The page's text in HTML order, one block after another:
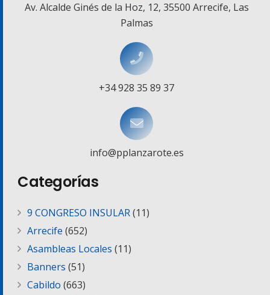
Av. Alcalde Ginés de la Hoz, 12, 35500 Arrecife, Las
Palmas
+34 928 35 89 37
info@pplanzarote.es
Categorías
9 CONGRESO INSULAR(11)
Arrecife (652)
Asambleas Locales (11)
Banners (51)
Cabildo (663)